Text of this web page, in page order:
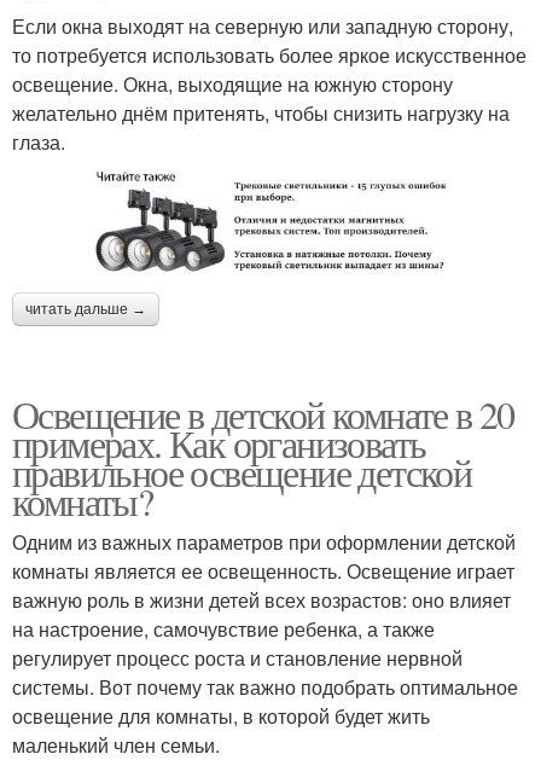
Если окна выходят на северную или западную сторону,
то потребуется использовать более яркое искусственное
освещение. Окна, выходящие на южную сторону
желательно днём притенять, чтобы снизить нагрузку на
глаза.
читать дальше →
Освещение в детской комнате в 20
примерах. Как организовать
правильное освещение детской
комнаты?
Одним из важных параметров при оформлении детской
комнаты является ее освещенность. Освещение играет
важную роль в жизни детей всех возрастов: оно влияет
на настроение, самочувствие ребенка, а также
регулирует процесс роста и становление нервной
системы. Вот почему так важно подобрать оптимальное
освещение для комнаты, в которой будет жить
маленький член семьи.